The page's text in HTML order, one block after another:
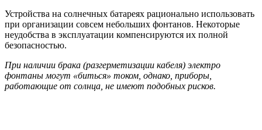
Устройства на солнечных батареях рационально использовать
при организации совсем небольших фонтанов. Некоторые
неудобства в эксплуатации компенсируются их полной
безопасностью.
При наличии брака (разгерметизации кабеля) электро
фонтаны могут «биться» током, однако, приборы,
работающие от солнца, не имеют подобных рисков.